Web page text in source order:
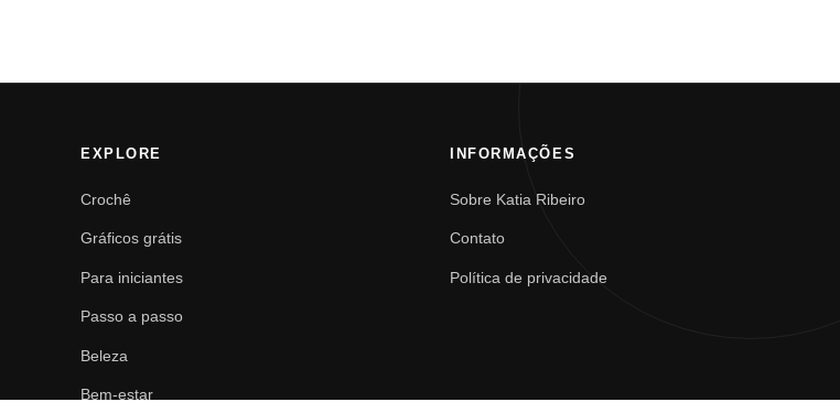
EXPLORE
Crochê
Gráficos grátis
Para iniciantes
Passo a passo
Beleza
Bem-estar
INFORMAÇÕES
Sobre Katia Ribeiro
Contato
Política de privacidade